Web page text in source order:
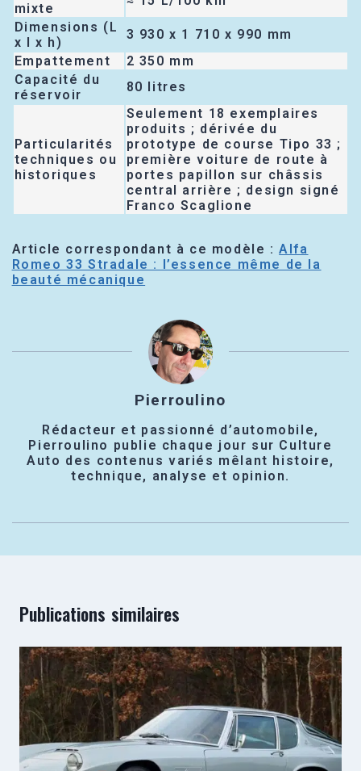
mixte
Dimensions (L
x l x h)
3 930 x 1 710 x 990 mm
Empattement
2 350 mm
Capacité du
réservoir
80 litres
Particularités
techniques ou
historiques
Seulement 18 exemplaires
produits ; dérivée du
prototype de course Tipo 33 ;
première voiture de route à
portes papillon sur châssis
central arrière ; design signé
Franco Scaglione
Article correspondant à ce modèle :Alfa
Romeo 33 Stradale : l’essence même de la
beauté mécanique
Pierroulino
Rédacteur et passionné d’automobile,
Pierroulino publie chaque jour sur Culture
Auto des contenus variés mêlant histoire,
technique, analyse et opinion.
Publications similaires